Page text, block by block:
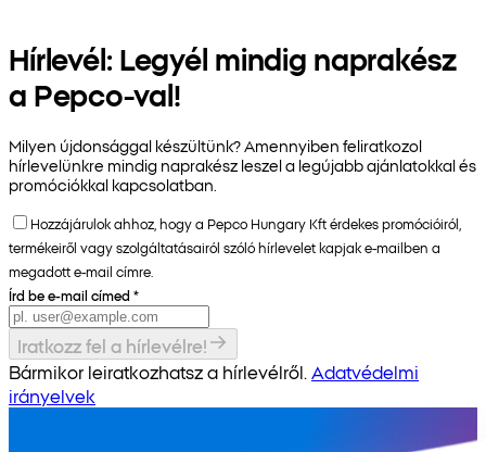
Hírlevél: Legyél mindig naprakész
a Pepco-val!
Milyen újdonsággal készültünk? Amennyiben feliratkozol
hírlevelünkre mindig naprakész leszel a legújabb ajánlatokkal és
promóciókkal kapcsolatban.
Hozzájárulok ahhoz, hogy a Pepco Hungary Kft érdekes promócióiról,
termékeiről vagy szolgáltatásairól szóló hírlevelet kapjak e-mailben a
megadott e-mail címre.
Írd be e-mail címed *
Iratkozz fel a hírlevélre!
Bármikor leiratkozhatsz a hírlevélről. Adatvédelmi
irányelvek